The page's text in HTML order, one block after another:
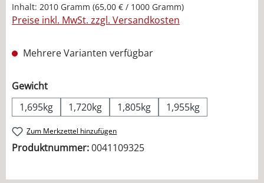
Inhalt: 2010 Gramm (65,00 € / 1000 Gramm)
Preise inkl. MwSt. zzgl. Versandkosten
Mehrere Varianten verfügbar
Gewichtauswählen
1,695kg
1,720kg 1,805kg 1,955kg
Zum Merkzettel hinzufügen
Produktnummer:0041109325